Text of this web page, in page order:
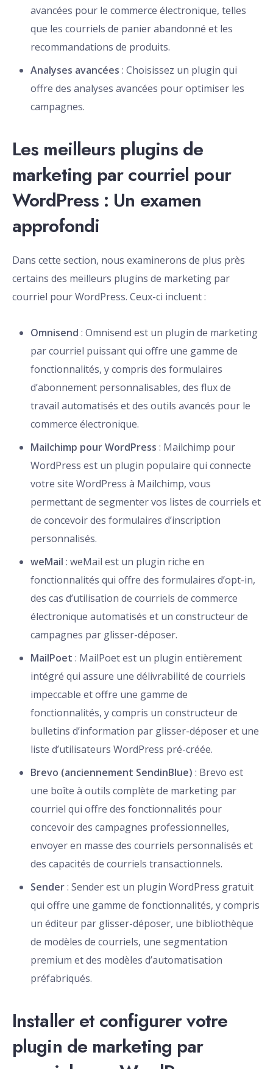
avancées pour le commerce électronique, telles
que les courriels de panier abandonné et les
recommandations de produits.
Analyses avancées : Choisissez un plugin qui
offre des analyses avancées pour optimiser les
campagnes.
Les meilleurs plugins de
marketing par courriel pour
WordPress : Un examen
approfondi
Dans cette section, nous examinerons de plus près
certains des meilleurs plugins de marketing par
courriel pour WordPress. Ceux-ci incluent :
Omnisend : Omnisend est un plugin de marketing
par courriel puissant qui offre une gamme de
fonctionnalités, y compris des formulaires
d’abonnement personnalisables, des flux de
travail automatisés et des outils avancés pour le
commerce électronique.
Mailchimp pour WordPress : Mailchimp pour
WordPress est un plugin populaire qui connecte
votre site WordPress à Mailchimp, vous
permettant de segmenter vos listes de courriels et
de concevoir des formulaires d’inscription
personnalisés.
weMail : weMail est un plugin riche en
fonctionnalités qui offre des formulaires d’opt-in,
des cas d’utilisation de courriels de commerce
électronique automatisés et un constructeur de
campagnes par glisser-déposer.
MailPoet : MailPoet est un plugin entièrement
intégré qui assure une délivrabilité de courriels
impeccable et offre une gamme de
fonctionnalités, y compris un constructeur de
bulletins d’information par glisser-déposer et une
liste d’utilisateurs WordPress pré-créée.
Brevo (anciennement SendinBlue) : Brevo est
une boîte à outils complète de marketing par
courriel qui offre des fonctionnalités pour
concevoir des campagnes professionnelles,
envoyer en masse des courriels personnalisés et
des capacités de courriels transactionnels.
Sender: Sender est un plugin WordPress gratuit
qui offre une gamme de fonctionnalités, y compris
un éditeur par glisser-déposer, une bibliothèque
de modèles de courriels, une segmentation
premium et des modèles d’automatisation
préfabriqués.
Installer et configurer votre
plugin de marketing par